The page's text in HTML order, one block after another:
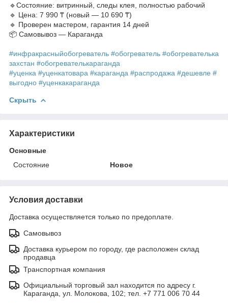
🔹Состояние: витринный, следы клея, полностью рабочий
🔹 Цена: 7 990 ₸ (новый — 10 690 ₸)
🔹 Проверен мастером, гарантия 14 дней
📦 Самовывоз — Караганда
#инфракрасныйобогреватель #обогреватель #обогревателька
захстан #обогревателькарагандa
#уценка #уценкатовара #карагандa #распродажа #дешевле #
выгодно #уценкакарагандa
Скрыть
Характеристики
Основные
Состояние
Новое
Условия доставки
Доставка осуществляется только по предоплате.
Самовывоз
Доставка курьером по городу, где расположен склад
продавца
Транспортная компания
Официальный торговый зал находится по адресу г.
Караганда, ул. Молокова, 102; тел. +7 771 006 70 44